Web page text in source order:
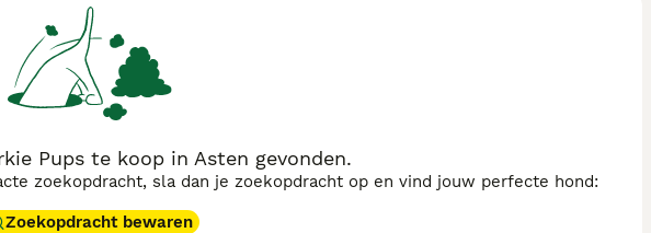
Pups te koop in Asten gevonden.
zoekopdracht, sla dan je zoekopdracht op en vind jouw perfecte hond:
Zoekopdracht bewaren